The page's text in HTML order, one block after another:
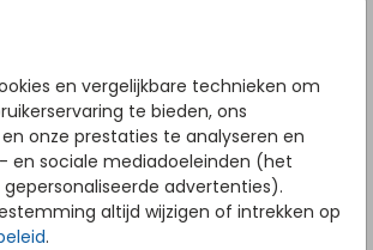
en vergelijkbare technieken om
te bieden, ons
onze prestaties te analyseren en
en sociale mediadoeleinden (het
advertenties).
altijd wijzigen of intrekken op
.
OOK LEUK